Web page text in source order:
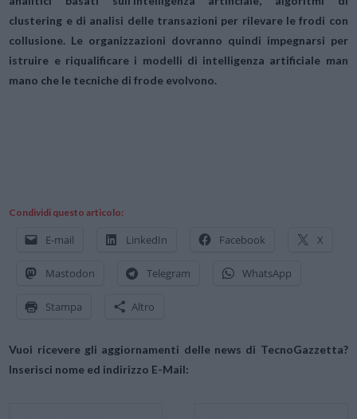
clustering e di analisi delle transazioni per rilevare le frodi con
collusione. Le organizzazioni dovranno quindi impegnarsi per
istruire e riqualificare i modelli di intelligenza artificiale man
mano che le tecniche di frode evolvono.
Condividi questo articolo:
E-mail LinkedIn Facebook X
Mastodon Telegram WhatsApp
Stampa Altro
Vuoi ricevere gli aggiornamenti delle news di TecnoGazzetta?
Inserisci nome ed indirizzo E-Mail: